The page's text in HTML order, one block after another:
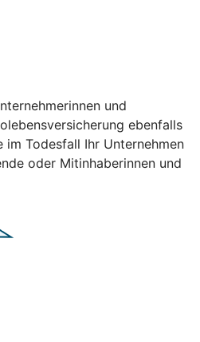
und
ebenfalls
im Todesfall Ihr Unternehmen
oder Mitinhaberinnen und